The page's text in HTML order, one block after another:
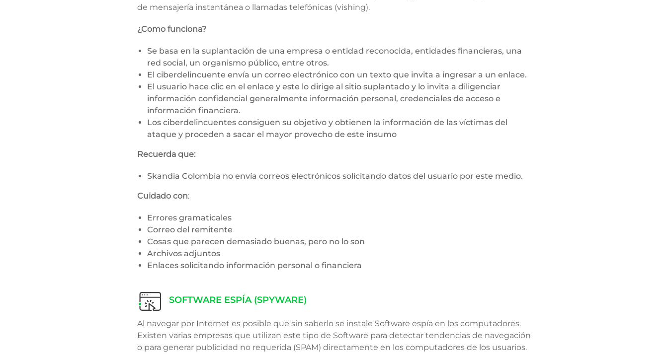
de mensajería instantánea o llamadas telefónicas (vishing).
¿Como funciona?
Se basa en la suplantación de una empresa o entidad reconocida, entidades financieras, una
red social, un organismo público, entre otros.
El ciberdelincuente envía un correo electrónico con un texto que invita a ingresar a un enlace.
El usuario hace clic en el enlace y este lo dirige al sitio suplantado y lo invita a diligenciar
información confidencial generalmente información personal, credenciales de acceso e
información financiera.
Los ciberdelincuentes consiguen su objetivo y obtienen la información de las víctimas del
ataque y proceden a sacar el mayor provecho de este insumo
Recuerda que:
Skandia Colombia no envía correos electrónicos solicitando datos del usuario por este medio.
Cuidado con:
Errores gramaticales
Correo del remitente
Cosas que parecen demasiado buenas, pero no lo son​
Archivos adjuntos
Enlaces solicitando información personal o financiera
SOFTWARE ESPÍA (SPYWARE)
Al navegar por Internet es posible que sin saberlo se instale Software espía en los computadores.
Existen varias empresas que utilizan este tipo de Software para detectar tendencias de navegación
o para generar publicidad no requerida (SPAM) directamente en los computadores de los usuarios.